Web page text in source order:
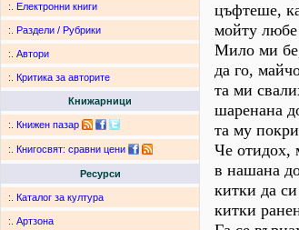
:. Електронни книги
:. Раздели / Рубрики
:. Автори
:. Критика за авторите
Книжарници
:. Книжен пазар
:. Книгосвят: сравни цени
Ресурси
:. Каталог за култура
:. Артзона
цъфтеше,
мойту
Мило ми
да го,
та ми
шаренана
та му
Че отидох,
в нашана
китки да
китки